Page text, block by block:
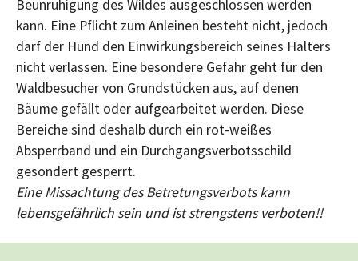
Beunruhigung des Wildes ausgeschlossen werden
kann. Eine Pflicht zum Anleinen besteht nicht, jedoch
darf der Hund den Einwirkungsbereich seines Halters
nicht verlassen. Eine besondere Gefahr geht für den
Waldbesucher von Grundstücken aus, auf denen
Bäume gefällt oder aufgearbeitet werden. Diese
Bereiche sind deshalb durch ein rot-weißes
Absperrband und ein Durchgangsverbotsschild
gesondert gesperrt.
Eine Missachtung des Betretungsverbots kann
lebensgefährlich sein und ist strengstens verboten!!